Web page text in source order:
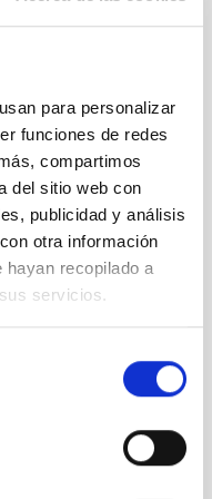
para personalizar
funciones de redes
compartimos
del sitio web con
publicidad y análisis
otra información
hayan recopilado a
servicios.